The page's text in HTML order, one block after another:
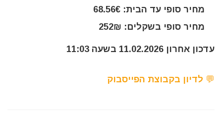
מחיר סופי עד הבית: 68.56€
מחיר סופי בשקלים: 252₪
עדכון אחרון 11.02.2026 בשעה 11:03
💬 לדיון בקבוצת הפייסבוק